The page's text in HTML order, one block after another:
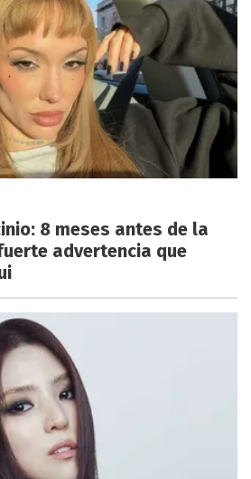
8 meses antes de la
advertencia que